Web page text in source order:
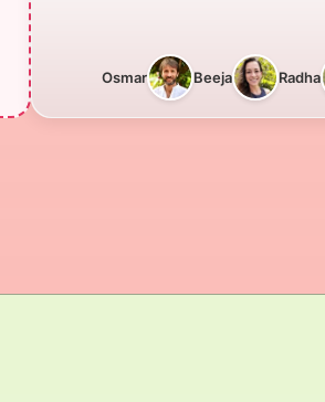
Osmar Beeja Radha